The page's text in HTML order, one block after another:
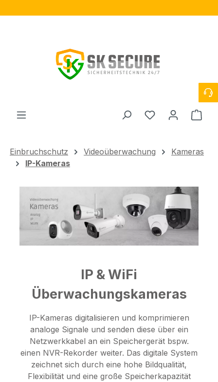
Du hast 0
Einbruchschutz Videoüberwachung
Kameras
IP-Kameras
Bildergalerie überspringen
IP & WiFi
Überwachungskameras
IP-Kameras digitalisieren und komprimieren
analoge Signale und senden diese über ein
Netzwerkkabel an ein Speichergerät bspw.
einen NVR-Rekorder weiter. Das digitale System
zeichnet sich durch eine hohe Bildqualität,
Flexibilität und eine große Speicherkapazität